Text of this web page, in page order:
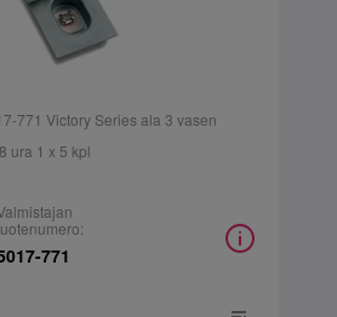
771 Victory Series ala 3 vasen
ura 1 x 5 kpl
771